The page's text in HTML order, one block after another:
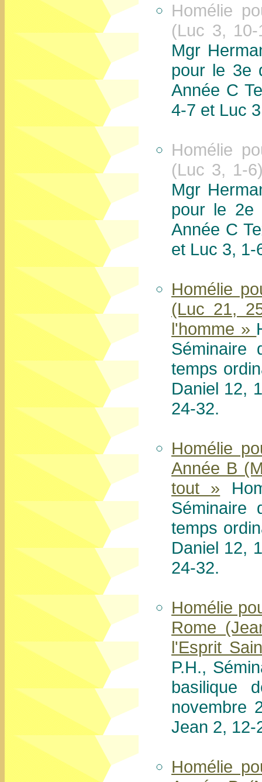
Homélie
(Luc 3,
Mgr
pour le 3e
Année C
4-7 et Luc
Homélie
(Luc 3, 1-
Mgr
pour le 2e
Année C
et Luc 3, 1-
Homélie
(Luc 21,
l'homme »
Séminaire
temps
Daniel 12,
24-32.
Homélie
Année B
tout »
Séminaire
temps
Daniel 12,
24-32.
Homélie
Rome
l'Esprit
P.H.,
basilique
novembre
Jean 2, 12-
Homélie